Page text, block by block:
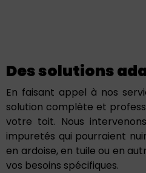
Des solutions
En faisant appel à nos
solution complète et
votre toit. Nous
impuretés qui pourraient
en ardoise, en tuile ou en
vos besoins spécifiques.